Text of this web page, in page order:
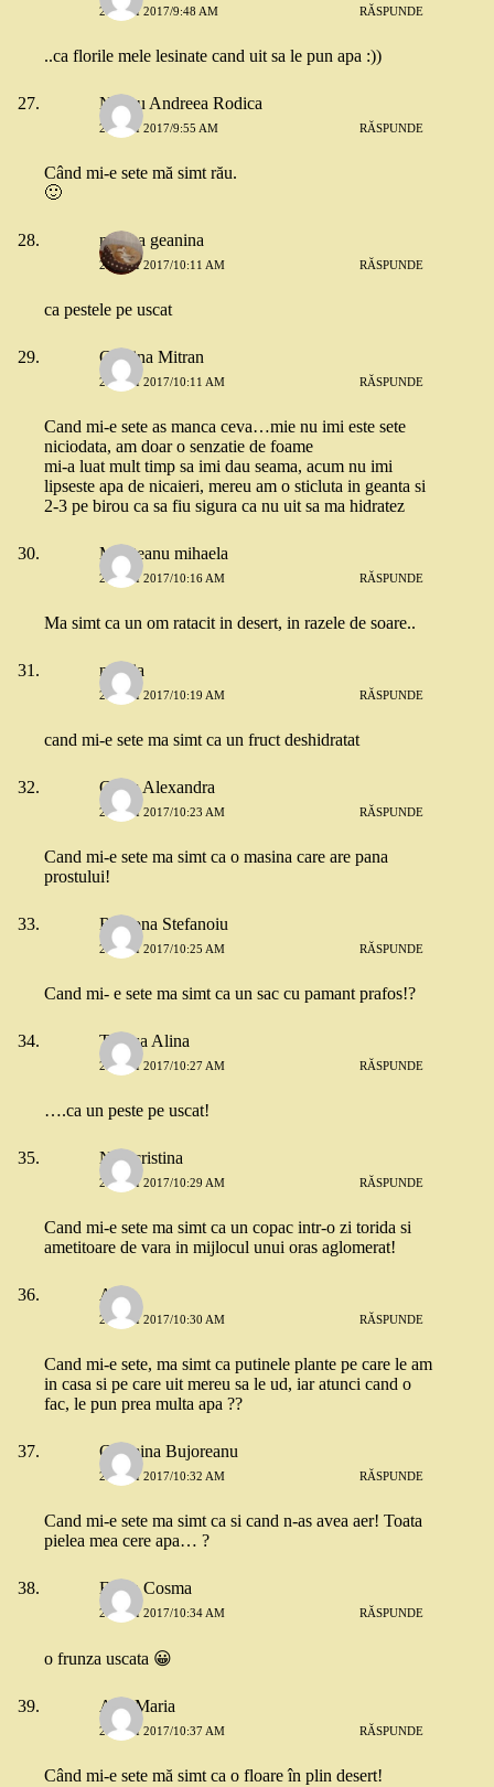
26 MAI 2017/9:48 AM RĂSPUNDE
..ca florile mele lesinate cand uit sa le pun apa :))
Neagu Andreea Rodica
26 MAI 2017/9:55 AM RĂSPUNDE
Când mi-e sete mă simt rău.
🙂
negrea geanina
26 MAI 2017/10:11 AM RĂSPUNDE
ca pestele pe uscat
Cristina Mitran
26 MAI 2017/10:11 AM RĂSPUNDE
Cand mi-e sete as manca ceva…mie nu imi este sete
niciodata, am doar o senzatie de foame
mi-a luat mult timp sa imi dau seama, acum nu imi
lipseste apa de nicaieri, mereu am o sticluta in geanta si
2-3 pe birou ca sa fiu sigura ca nu uit sa ma hidratez
Munteanu mihaela
26 MAI 2017/10:16 AM RĂSPUNDE
Ma simt ca un om ratacit in desert, in razele de soare..
natalia
26 MAI 2017/10:19 AM RĂSPUNDE
cand mi-e sete ma simt ca un fruct deshidratat
Caras Alexandra
26 MAI 2017/10:23 AM RĂSPUNDE
Cand mi-e sete ma simt ca o masina care are pana
prostului!
Ramona Stefanoiu
26 MAI 2017/10:25 AM RĂSPUNDE
Cand mi- e sete ma simt ca un sac cu pamant prafos!?
Tanasa Alina
26 MAI 2017/10:27 AM RĂSPUNDE
….ca un peste pe uscat!
Nita cristina
26 MAI 2017/10:29 AM RĂSPUNDE
Cand mi-e sete ma simt ca un copac intr-o zi torida si
ametitoare de vara in mijlocul unui oras aglomerat!
Anca
26 MAI 2017/10:30 AM RĂSPUNDE
Cand mi-e sete, ma simt ca putinele plante pe care le am
in casa si pe care uit mereu sa le ud, iar atunci cand o
fac, le pun prea multa apa ??
Cosmina Bujoreanu
26 MAI 2017/10:32 AM RĂSPUNDE
Cand mi-e sete ma simt ca si cand n-as avea aer! Toata
pielea mea cere apa… ?
Elena Cosma
26 MAI 2017/10:34 AM RĂSPUNDE
o frunza uscata 😀
Ana-Maria
26 MAI 2017/10:37 AM RĂSPUNDE
Când mi-e sete mă simt ca o floare în plin desert!